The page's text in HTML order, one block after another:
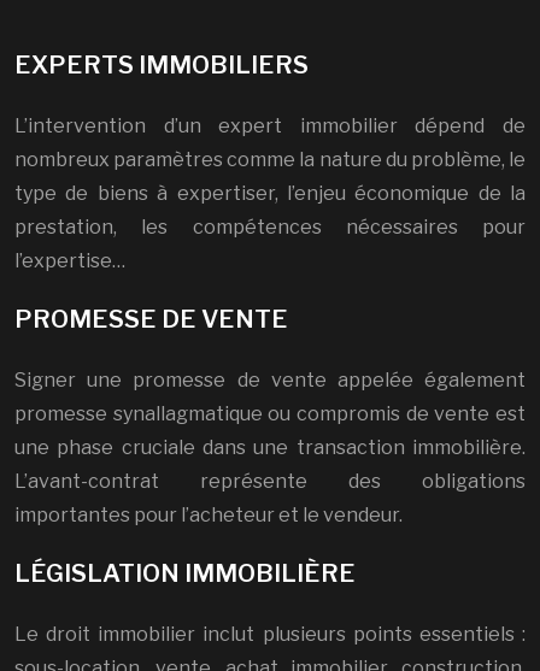
EXPERTS IMMOBILIERS
L’intervention d’un expert immobilier dépend de
nombreux paramètres comme la nature du problème, le
type de biens à expertiser, l’enjeu économique de la
prestation, les compétences nécessaires pour
l’expertise…
PROMESSE DE VENTE
Signer une promesse de vente appelée également
promesse synallagmatique ou compromis de vente est
une phase cruciale dans une transaction immobilière.
L’avant-contrat représente des obligations
importantes pour l’acheteur et le vendeur.
LÉGISLATION IMMOBILIÈRE
Le droit immobilier inclut plusieurs points essentiels :